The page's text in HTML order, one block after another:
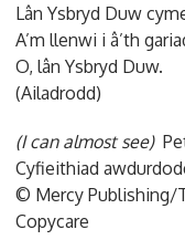
Lân Ysbryd Duw
A’m llenwi i â’th
O, lân Ysbryd Duw.
(Ailadrodd)
(I can almost see)
Cyfieithiad
© Mercy Publishing/
Copycare